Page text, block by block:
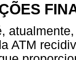
ATM